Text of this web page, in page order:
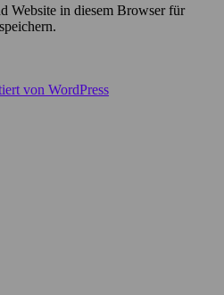
Website in diesem Browser für
von WordPress